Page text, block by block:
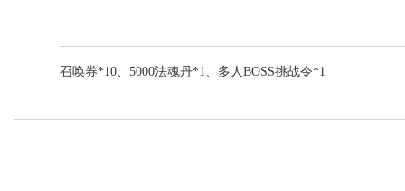
召唤券*10、5000法魂丹*1、多人BOSS挑战令*1